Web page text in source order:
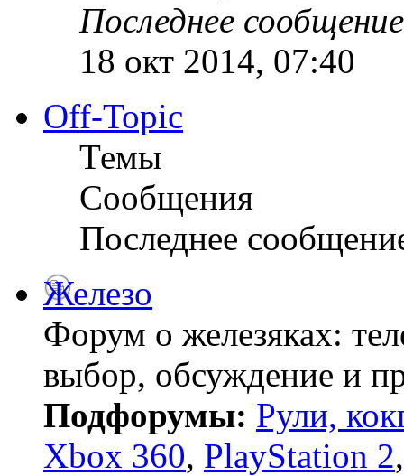
Последнее сообщение
18 окт 2014, 07:40
Off-Topic
Темы
Сообщения
Последнее
Железо
Форум о железяках:
выбор, обсуждение и
Подфорумы: Рули,
Xbox 360, PlayStation 2